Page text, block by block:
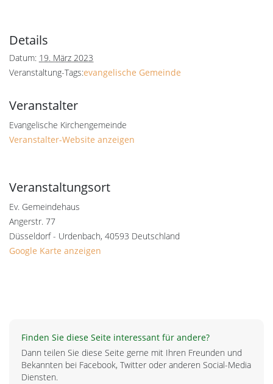
Details
Datum: 19. März 2023
Veranstaltung-Tags:evangelische Gemeinde
Veranstalter
Evangelische Kirchengemeinde
Veranstalter-Website anzeigen
Veranstaltungsort
Ev. Gemeindehaus
Angerstr. 77
Düsseldorf - Urdenbach, 40593 Deutschland
Google Karte anzeigen
Finden Sie diese Seite interessant für andere?
Dann teilen Sie diese Seite gerne mit Ihren Freunden und
Bekannten bei Facebook, Twitter oder anderen Social-Media
Diensten.